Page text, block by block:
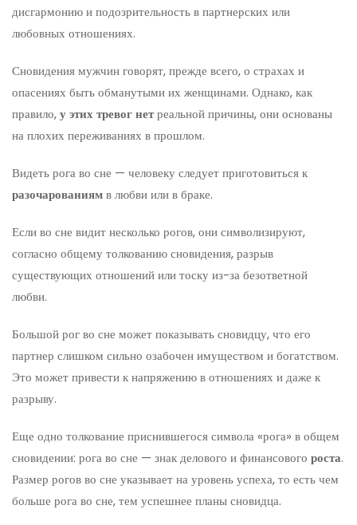
дисгармонию и подозрительность в партнерских или
любовных отношениях.
Сновидения мужчин говорят, прежде всего, о страхах и
опасениях быть обманутыми их женщинами. Однако, как
правило,у этих тревог нетреальной причины, они основаны
на плохих переживаниях в прошлом.
Видеть рога во сне — человеку следует приготовиться к
разочарованиямв любви или в браке.
Если во сне видит несколько рогов, они символизируют,
согласно общему толкованию сновидения, разрыв
существующих отношений или тоску из-за безответной
любви.
Большой рог во сне может показывать сновидцу, что его
партнер слишком сильно озабочен имуществом и богатством.
Это может привести к напряжению в отношениях и даже к
разрыву.
Еще одно толкование приснившегося символа «рога» в общем
сновидении: рога во сне — знак делового и финансового роста.
Размер рогов во сне указывает на уровень успеха, то есть чем
больше рога во сне, тем успешнее планы сновидца.